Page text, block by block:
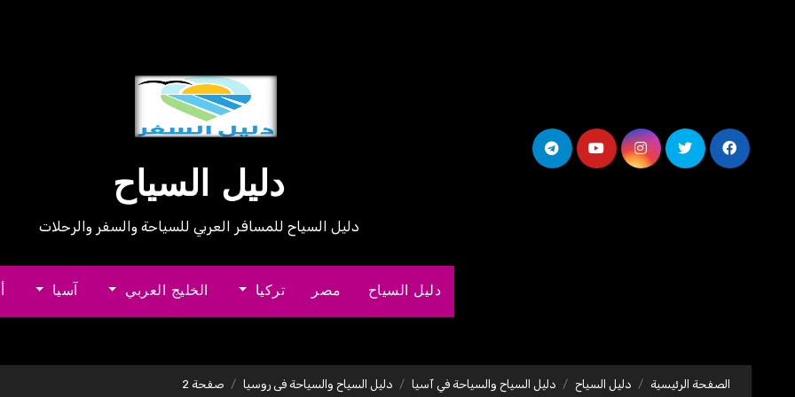
دليل السياح
دليل السياح للمسافر العربي للسياحة والسفر والرحلات
دليل السياح مصر تركيا الخليج العربي آسيا
الصفحة الرئيسية دليل السياح دليل السياح والسياحة في آسيا دليل السياح والسياحة فى روسيا صفحة 2